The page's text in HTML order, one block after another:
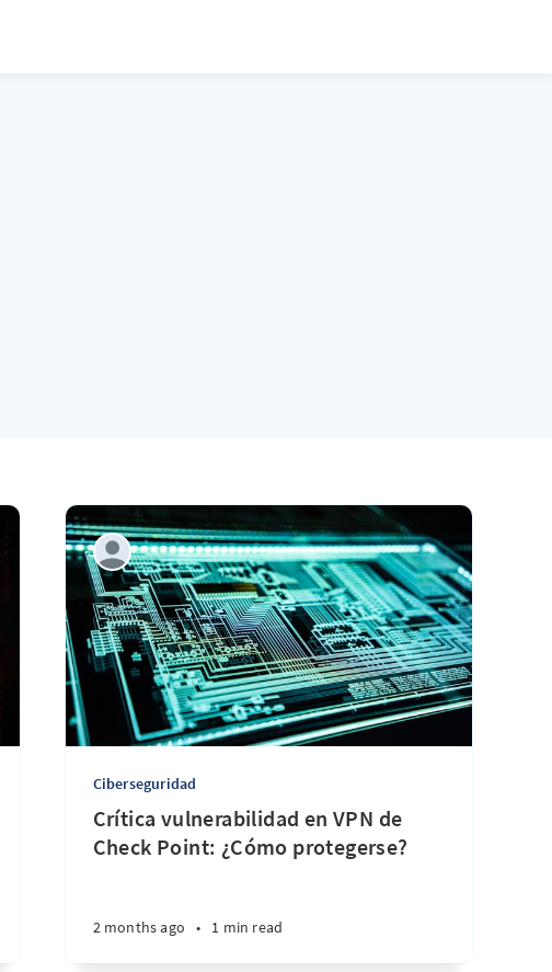
Ciberseguridad
Crítica vulnerabilidad en VPN de
Check Point: ¿Cómo protegerse?
2 months ago • 1 min read